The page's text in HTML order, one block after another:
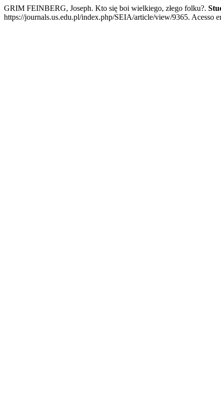
GRIM FEINBERG, Joseph. Kto się boi wielkiego, złego folku?.
https://journals.us.edu.pl/index.php/SEIA/article/view/9365. Acesso